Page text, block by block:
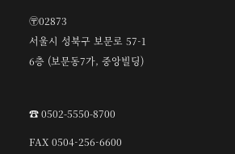
〶02873
서울시 성북구 보문로 57-1
6층 (보문동7가, 중앙빌딩)
☎︎ 0502-5550-8700
FAX 0504-256-6600